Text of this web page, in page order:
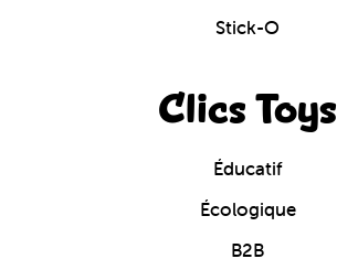
Stick-O
Clics Toys
Éducatif
Écologique
B2B